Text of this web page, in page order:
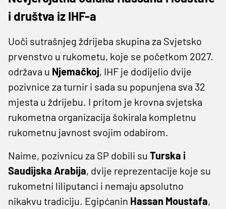
i društva iz IHF-a
Uoči sutrašnjeg ždrijeba skupina za Svjetsko
prvenstvo u rukometu, koje se početkom 2027.
održava u Njemačkoj, IHF je dodijelio dvije
pozivnice za turnir i sada su popunjena sva 32
mjesta u ždrijebu. I pritom je krovna svjetska
rukometna organizacija šokirala kompletnu
rukometnu javnost svojim odabirom.
Naime, pozivnicu za SP dobili su Turska i
Saudijska Arabija, dvije reprezentacije koje su
rukometni liliputanci i nemaju apsolutno
nikakvu tradiciju. Egipćanin Hassan Moustafa,